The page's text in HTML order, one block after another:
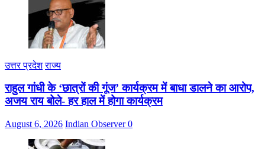
उत्तर प्रदेश राज्य
राहुल गांधी के ‘छात्रों की गूंज’ कार्यक्रम में बाधा डालने का आरोप,
अजय राय बोले- हर हाल में होगा कार्यक्रम
August 6, 2026 Indian Observer0